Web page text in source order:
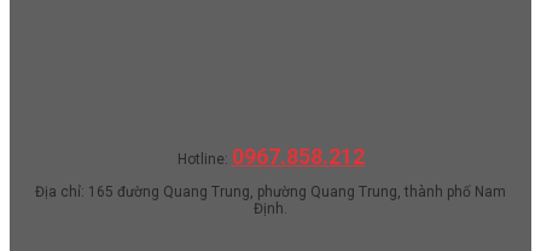
Hotline: 0967.858.212
Địa chỉ: 165 đường Quang Trung, phường Quang Trung, thành phố Nam
Định.